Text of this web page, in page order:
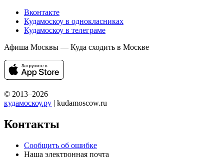
Вконтакте
Кудамоскоу в однокласниках
Кудамоскоу в телеграме
Афиша Москвы — Куда сходить в Москве
© 2013–2026
кудамоскоу.ру | kudamoscow.ru
Контакты
Сообщить об ошибке
Наша электронная почта